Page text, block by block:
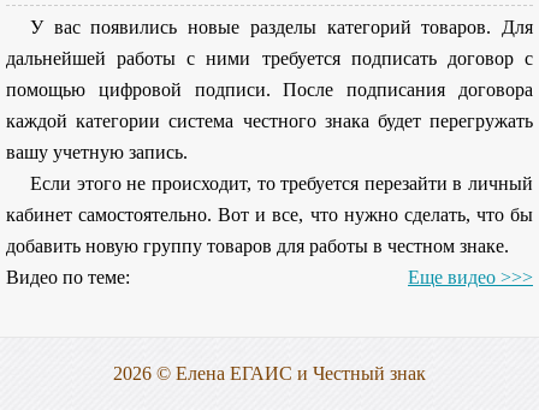
У вас появились новые разделы категорий товаров. Для
дальнейшей работы с ними требуется подписать договор с
помощью цифровой подписи. После подписания договора
каждой категории система честного знака будет перегружать
вашу учетную запись.
Если этого не происходит, то требуется перезайти в личный
кабинет самостоятельно. Вот и все, что нужно сделать, что бы
добавить новую группу товаров для работы в честном знаке.
Видео по теме:
Еще видео >>>
2026 © Елена ЕГАИС и Честный знак